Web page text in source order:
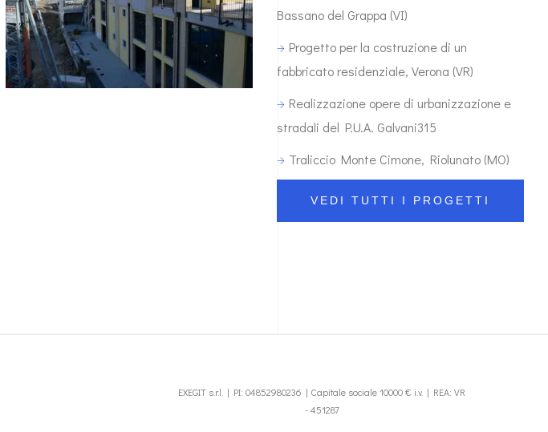
Bassano del Grappa (VI)
Progetto per la costruzione di un
fabbricato residenziale, Verona (VR)
Realizzazione opere di urbanizzazione e
stradali del P.U.A. Galvani315
Traliccio Monte Cimone, Riolunato (MO)
VEDI TUTTI I PROGETTI
EXEGIT s.r.l. | PI: 04852980236 | Capitale sociale 10000 € i.v. | REA: VR
- 451287